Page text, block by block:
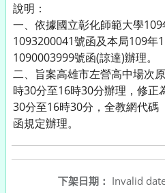
說明：
一、依據國立彰化師範大學
1093200041號函及本局109年
1090003999號函(諒達)辦理。
二、旨案高雄市左營高中場次
時30分至16時30分辦理，修正
30分至16時30分，全教網代碼
函規定辦理。
下架日期： Invalid